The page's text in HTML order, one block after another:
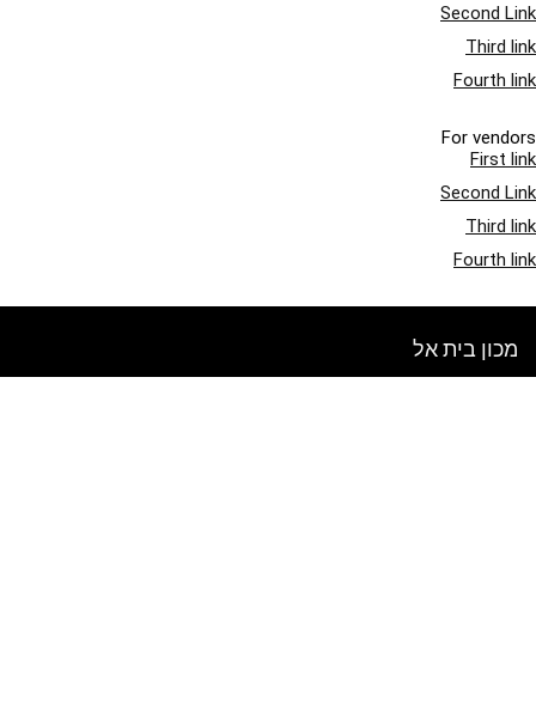
Second Link
Third link
Fourth link
For vendors
First link
Second Link
Third link
Fourth link
מכון בית אל